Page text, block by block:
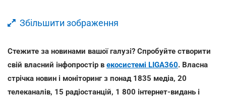
Збільшити зображення
Стежите за новинами вашої галузі? Спробуйте створити
свій власний інфопростір в екосистемі LIGA360. Власна
стрічка новин і моніторинг з понад 1835 медіа, 20
телеканалів, 15 радіостанцій, 1 800 інтернет-видань і